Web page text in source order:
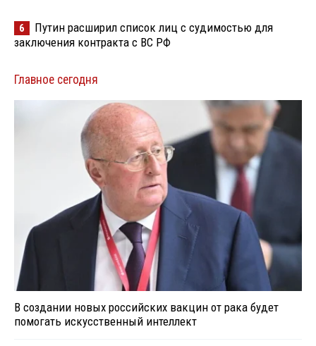
6
Путин расширил список лиц с судимостью для
заключения контракта с ВС РФ
Главное сегодня
В создании новых российских вакцин от рака будет
помогать искусственный интеллект